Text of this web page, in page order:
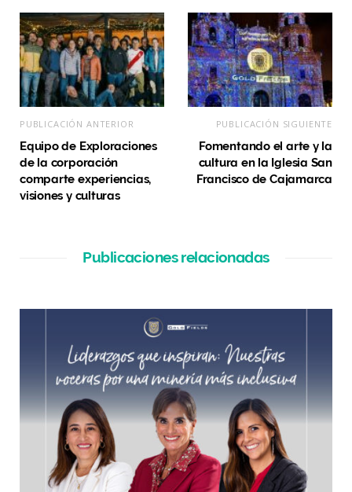
PUBLICACIÓN ANTERIOR
Equipo de Exploraciones
de la corporación
comparte experiencias,
visiones y culturas
PUBLICACIÓN SIGUIENTE
Fomentando el arte y la
cultura en la Iglesia San
Francisco de Cajamarca
Publicaciones relacionadas